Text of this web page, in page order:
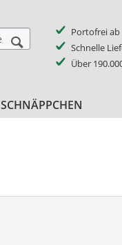
Portofrei
Schnelle
Über
SCHNÄPPCHEN